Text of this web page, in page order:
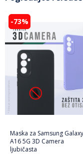
-73%
Maska za Samsung Galaxy
A16 5G 3D Camera
ljubičasta